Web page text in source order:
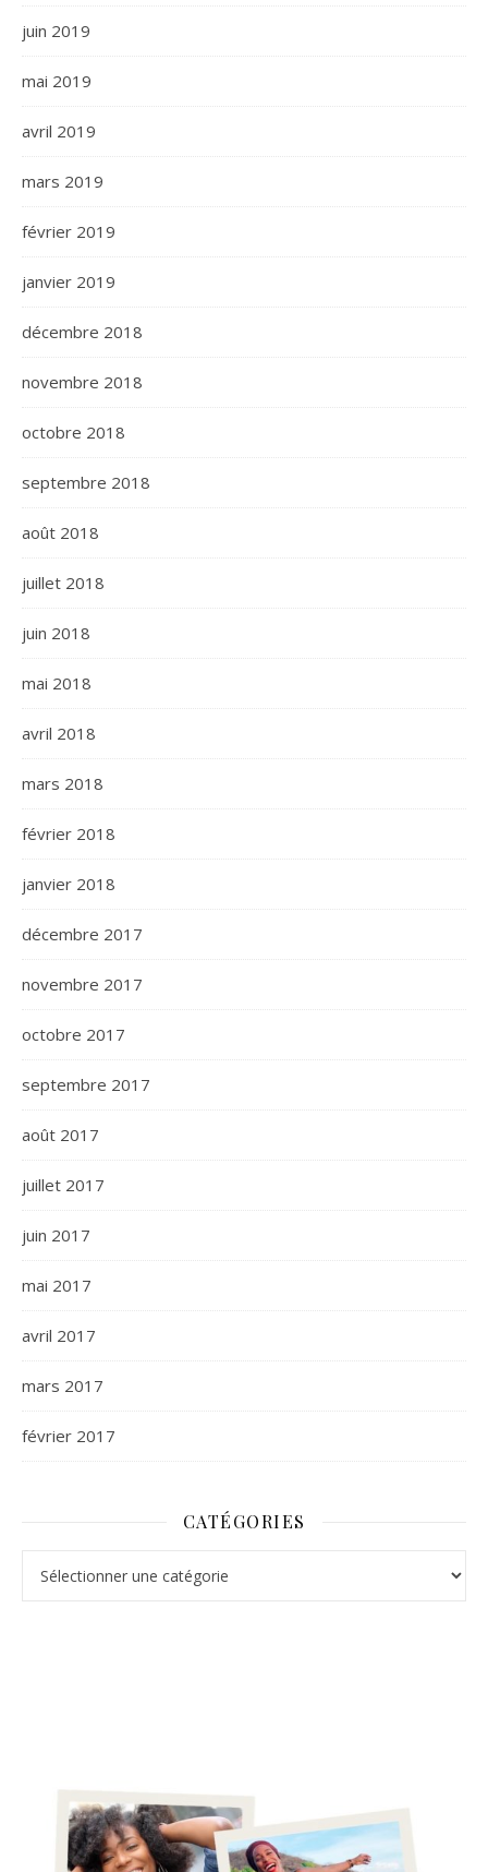
juin 2019
mai 2019
avril 2019
mars 2019
février 2019
janvier 2019
décembre 2018
novembre 2018
octobre 2018
septembre 2018
août 2018
juillet 2018
juin 2018
mai 2018
avril 2018
mars 2018
février 2018
janvier 2018
décembre 2017
novembre 2017
octobre 2017
septembre 2017
août 2017
juillet 2017
juin 2017
mai 2017
avril 2017
mars 2017
février 2017
CATÉGORIES